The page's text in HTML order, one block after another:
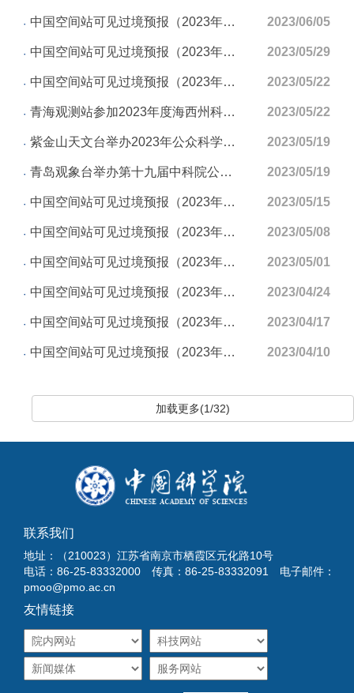
中国空间站可见过境预报（2023年06月05日至2023年06月11日） 2023/06/05
中国空间站可见过境预报（2023年05月29日至2023年06月04日） 2023/05/29
中国空间站可见过境预报（2023年05月22日至2023年05月28日） 2023/05/22
青海观测站参加2023年度海西州科技活动周暨“全国科技工作者日”启动仪式 2023/05/22
紫金山天文台举办2023年公众科学日活动 2023/05/19
青岛观象台举办第十九届中科院公众科学日活动 2023/05/19
中国空间站可见过境预报（2023年05月15日至2023年05月21日） 2023/05/15
中国空间站可见过境预报（2023年05月08日至2023年05月14日） 2023/05/08
中国空间站可见过境预报（2023年05月01日至2023年05月07日） 2023/05/01
中国空间站可见过境预报（2023年04月24日至2023年04月30日） 2023/04/24
中国空间站可见过境预报（2023年04月17日至2023年04月23日） 2023/04/17
中国空间站可见过境预报（2023年04月10日至2023年04月16日） 2023/04/10
加载更多(1/32)
联系我们
地址：（210023）江苏省南京市栖霞区元化路10号
电话：86-25-83332000 传真：86-25-83332091 电子邮件：
pmoo@pmo.ac.cn
友情链接